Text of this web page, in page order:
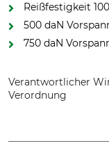
Reißfestigkeit
500 daN
750 daN
Verantwortlicher
Verordnung
Bispingen,